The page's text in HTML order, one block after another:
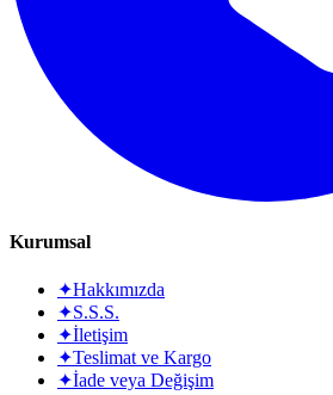
Kurumsal
✦Hakkımızda
✦S.S.S.
✦İletişim
✦Teslimat ve Kargo
✦İade veya Değişim